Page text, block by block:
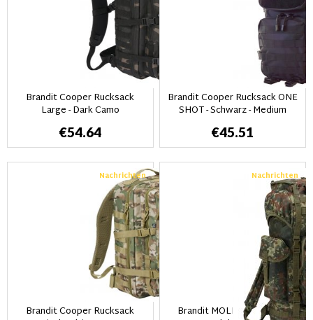
Brandit Cooper Rucksack
Large - Dark Camo
€54.64
Brandit Cooper Rucksack ONE
SHOT - Schwarz - Medium
€45.51
Nachrichten
Brandit Cooper Rucksack
Nachrichten
Brandit MOLLE Backpack-